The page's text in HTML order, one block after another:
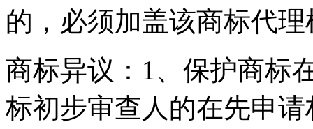
的，必须加盖该商标代
商标异议：1、保护商标
标初步审查人的在先申